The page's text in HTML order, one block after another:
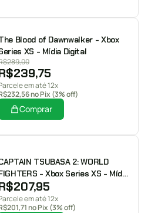
Blood of Dawnwalker - Xbox
XS - Mídia Digital
289,00
239,75
em até 12x
232,56no Pix (3% off)
Comprar
TSUBASA 2: WORLD
- Xbox Series XS - Mídia
207,95
em até 12x
201,71no Pix (3% off)